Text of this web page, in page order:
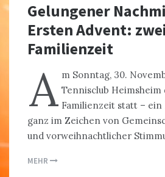
Gelungener
Ersten Advent:
Familienzeit
A m Sonntag, 30.
Tennisclub
Familienzeit statt –
ganz im Zeichen von
und vorweihnachtlicher
MEHR